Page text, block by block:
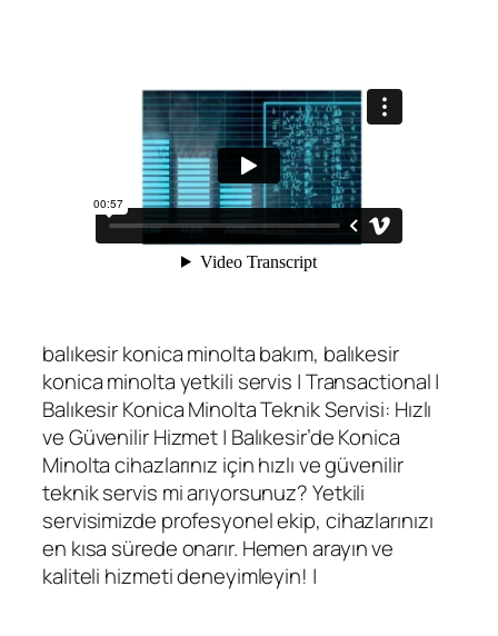
balıkesir konica minolta bakım, balıkesir
konica minolta yetkili servis | Transactional |
Balıkesir Konica Minolta Teknik Servisi: Hızlı
ve Güvenilir Hizmet | Balıkesir’de Konica
Minolta cihazlarınız için hızlı ve güvenilir
teknik servis mi arıyorsunuz? Yetkili
servisimizde profesyonel ekip, cihazlarınızı
en kısa sürede onarır. Hemen arayın ve
kaliteli hizmeti deneyimleyin! |